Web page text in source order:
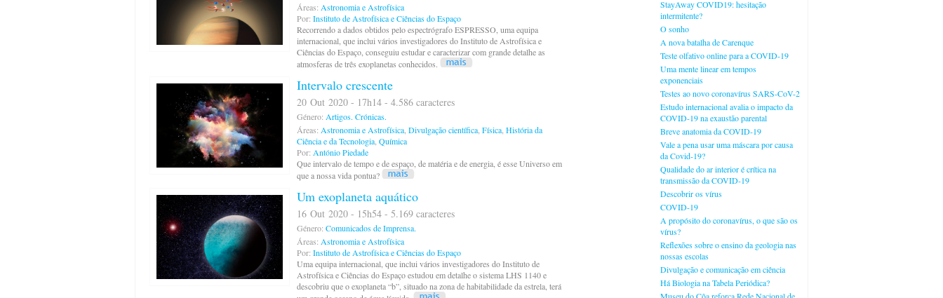
StayAway COVID19: hesitação
intermitente?
O sonho
A nova batalha de Carenque
Teste olfativo online para a COVID-19
Uma mente linear em tempos
exponenciais
Testes ao novo coronavírus SARS-CoV-2
Estudo internacional avalia o impacto da
COVID-19 na exaustão parental
Breve anatomia da COVID-19
Vale a pena usar uma máscara por causa
da Covid-19?
Qualidade do ar interior é crítica na
transmissão da COVID-19
Descobrir os vírus
COVID-19
A propósito do coronavírus, o que são os
vírus?
Reflexões sobre o ensino da geologia nas
nossas escolas
Divulgação e comunicação em ciência
Há Biologia na Tabela Periódica?
Áreas: Astronomia e Astrofísica
Por: Instituto de Astrofísica e Ciências do Espaço
Recorrendo a dados obtidos pelo espectrógrafo ESPRESSO, uma equipa
internacional, que inclui vários investigadores do Instituto de Astrofísica e
Ciências do Espaço, conseguiu estudar e caracterizar com grande detalhe as
atmosferas de três exoplanetas conhecidos.
Intervalo crescente
20 Out 2020 - 17h14 - 4.586 caracteres
Género: Artigos. Crónicas.
Áreas: Astronomia e Astrofísica Divulgação científica Física História da
Ciência e da Tecnologia Química
Por: António Piedade
Que intervalo de tempo e de espaço, de matéria e de energia, é esse Universo em
que a nossa vida pontua?
Um exoplaneta aquático
16 Out 2020 - 15h54 - 5.169 caracteres
Género: Comunicados de Imprensa.
Áreas: Astronomia e Astrofísica
Por: Instituto de Astrofísica e Ciências do Espaço
Uma equipa internacional, que inclui vários investigadores do Instituto de
Astrofísica e Ciências do Espaço estudou em detalhe o sistema LHS 1140 e
descobriu que o exoplaneta “b”, situado na zona de habitabilidade da estrela, terá